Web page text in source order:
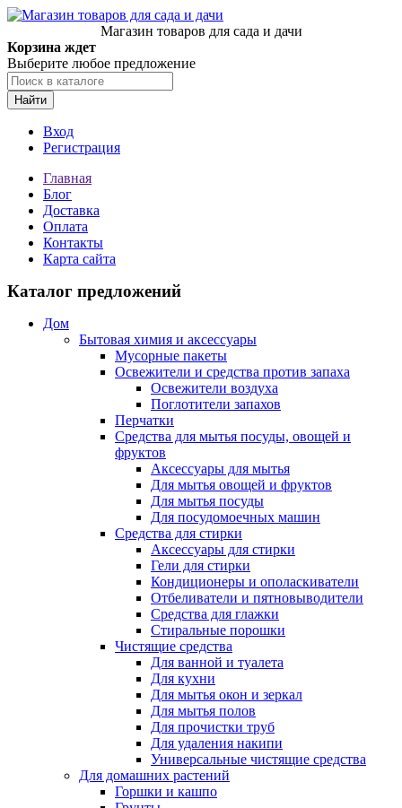
Магазин товаров для сада и дачи
Корзина ждет
Выберите любое предложение
Найти
Вход
Регистрация
Главная
Блог
Доставка
Оплата
Контакты
Карта сайта
Каталог предложений
Дом
Бытовая химия и аксессуары
Мусорные пакеты
Освежители и средства против запаха
Освежители воздуха
Поглотители запахов
Перчатки
Средства для мытья посуды, овощей и
фруктов
Аксессуары для мытья
Для мытья овощей и фруктов
Для мытья посуды
Для посудомоечных машин
Средства для стирки
Аксессуары для стирки
Гели для стирки
Кондиционеры и ополаскиватели
Отбеливатели и пятновыводители
Средства для глажки
Стиральные порошки
Чистящие средства
Для ванной и туалета
Для кухни
Для мытья окон и зеркал
Для мытья полов
Для прочистки труб
Для удаления накипи
Универсальные чистящие средства
Для домашних растений
Горшки и кашпо